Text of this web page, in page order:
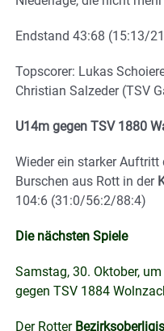
Endstand 43:68 (15:13/
Topscorer: Lukas
Christian Salzeder (TSV
U14m gegen TSV 1880
Wieder ein starker Auftritt
Burschen aus Rott in der
104:6 (31:0/56:2/88:4)
Die nächsten Spiele
Samstag, 30. Oktober,
gegen TSV 1884
Der Rotter